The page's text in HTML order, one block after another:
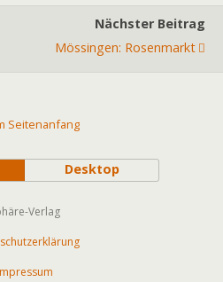
Nächster Beitrag
Mössingen: Rosenmarkt
Seitenanfang
Desktop
Verlag